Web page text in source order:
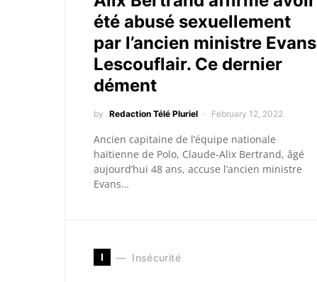
été abusé sexuellement
par l’ancien ministre Evans
Lescouflair. Ce dernier
dément
by Redaction Télé Pluriel February 12, 2022
Ancien capitaine de l’équipe nationale
haïtienne de Polo, Claude-Alix Bertrand, âgé
aujourd’hui 48 ans, accuse l’ancien ministre
Evans…
I Insécurité